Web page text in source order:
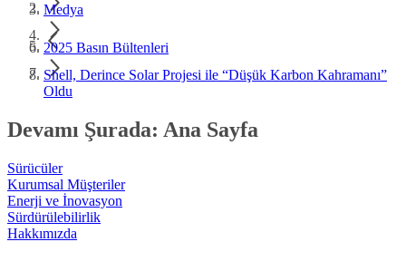
Medya
2025 Basın Bültenleri
Shell, Derince Solar Projesi ile “Düşük Karbon Kahramanı”
Oldu
Devamı Şurada: Ana Sayfa
Sürücüler
Kurumsal Müşteriler
Enerji ve İnovasyon
Sürdürülebilirlik
Hakkımızda